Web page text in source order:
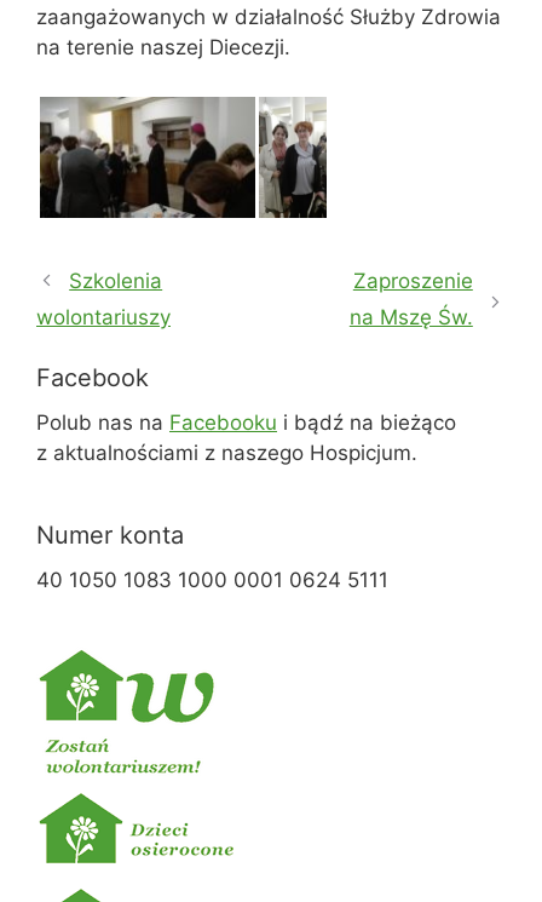
zaangażowanych w działalność Służby Zdrowia
na terenie naszej Diecezji.
Szkolenia
wolontariuszy
Zaproszenie
na Mszę Św.
Facebook
Polub nas na Facebooku i bądź na bieżąco
z aktualnościami z naszego Hospicjum.
Numer konta
40 1050 1083 1000 0001 0624 5111